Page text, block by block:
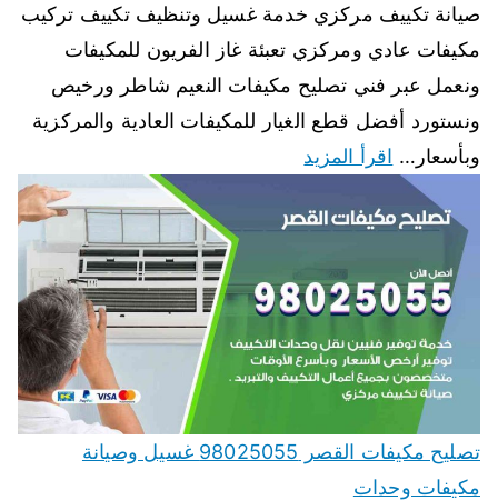
صيانة تكييف مركزي خدمة غسيل وتنظيف تكييف تركيب
مكيفات عادي ومركزي تعبئة غاز الفريون للمكيفات
ونعمل عبر فني تصليح مكيفات النعيم شاطر ورخيص
ونستورد أفضل قطع الغيار للمكيفات العادية والمركزية
وبأسعار… اقرأ المزيد
تصليح مكيفات القصر 98025055 غسيل وصيانة
مكيفات وحدات